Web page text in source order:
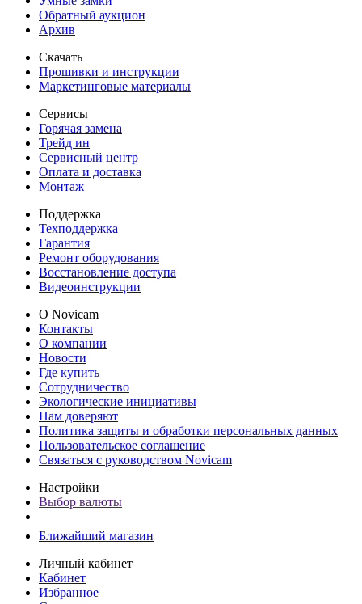
Обратный аукцион
Архив
Скачать
Прошивки и инструкции
Маркетинговые материалы
Сервисы
Горячая замена
Трейд ин
Сервисный центр
Оплата и доставка
Монтаж
Поддержка
Техподдержка
Гарантия
Ремонт оборудования
Восстановление доступа
Видеоинструкции
О Novicam
Контакты
О компании
Новости
Где купить
Сотрудничество
Экологические инициативы
Нам доверяют
Политика защиты и обработки персональных данных
Пользовательское соглашение
Связаться с руководством Novicam
Настройки
Выбор валюты
Ближайший магазин
Личный кабинет
Кабинет
Избранное